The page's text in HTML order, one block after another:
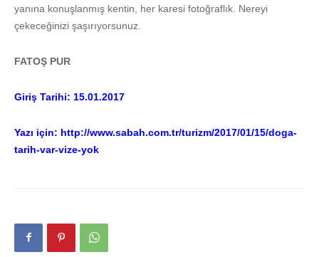
yanına konuşlanmış kentin, her karesi fotoğraflık. Nereyi
çekeceğinizi şaşırıyorsunuz.
FATOŞ PUR
Giriş Tarihi: 15.01.2017
Yazı için: http://www.sabah.com.tr/turizm/2017/01/15/doga-
tarih-var-vize-yok